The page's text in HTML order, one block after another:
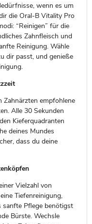
wenn es um
die Oral-B Vitality Pro
“Reinigen” für die
Zahnfleisch und
Reinigung. Wähle
dir passt, und genieße
Zahnärzten empfohlene
Alle 30 Sekunden
Kieferquadranten
deines Mundes
dass du deine
Vielzahl von
Tiefenreinigung,
sanfte Pflege benötigst
Bürste. Wechsle